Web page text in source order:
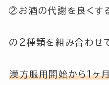
②お酒の代謝を良くす
の2種類を組み合わせ
漢方服用開始から1ヶ